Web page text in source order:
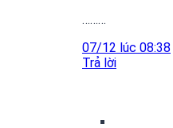
………
07/12 lúc 08:38
Trả lời